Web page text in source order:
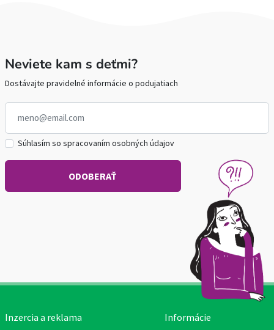
Neviete kam s deťmi?
Dostávajte pravidelné informácie o podujatiach
Súhlasím so spracovaním osobných údajov
Inzercia a reklama Informácie